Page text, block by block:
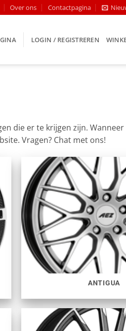
Over ons Contactpagina
LOGIN / REGISTREREN
die er te krijgen zijn.
Vragen? Chat met ons!
ANTIGUA